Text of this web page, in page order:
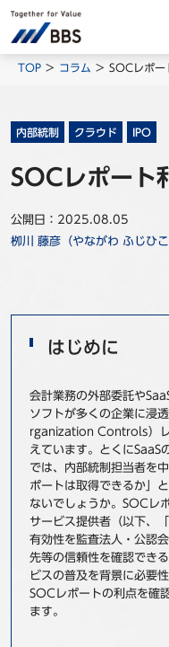
BBSグループネットワーク
サービス
製品
お
TOP コラム SOCレポー
内部統制 クラウド IPO
SOCレポート
公開日：2025.08.05
栁川 藤彦（やながわ ふじひこ
はじめに
会計業務の外部委託や
ソフトが多くの企業に浸
rganization Controls）レ
えています。とくにSaaS
では、内部統制担当者を
ポートは取得できるか」
ないでしょうか。SOCレ
サービス提供者（以下、
有効性を監査法人・公認
先等の信頼性を確認でき
ビスの普及を背景に必要
SOCレポートの利点を確
ます。